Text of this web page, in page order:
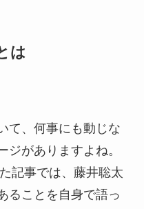
は
て、何事にも動じな
ジがありますよね。
記事では、藤井聡太
ることを自身で語っ